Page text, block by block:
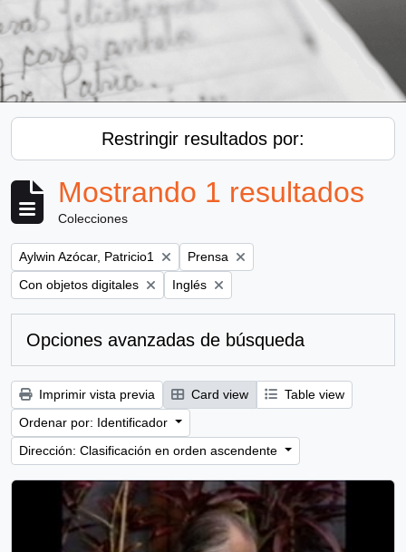
Restringir resultados por:
Mostrando 1 resultados
Colecciones
Remove filter:
Aylwin Azócar, Patricio1 Remove filter:
Prensa
Remove filter:
Con objetos digitales Remove filter:
Inglés
Opciones avanzadas de búsqueda
Imprimir vista previa Card view
Table view
Ordenar por: Identificador
Dirección: Clasificación en orden ascendente